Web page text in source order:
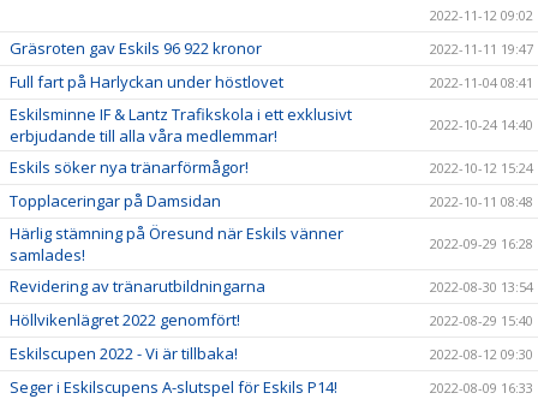
2022-11-12 09:02
Gräsroten gav Eskils 96 922 kronor 2022-11-11 19:47
Full fart på Harlyckan under höstlovet 2022-11-04 08:41
Eskilsminne IF & Lantz Trafikskola i ett exklusivt
erbjudande till alla våra medlemmar!
2022-10-24 14:40
Eskils söker nya tränarförmågor! 2022-10-12 15:24
Topplaceringar på Damsidan 2022-10-11 08:48
Härlig stämning på Öresund när Eskils vänner
samlades!
2022-09-29 16:28
Revidering av tränarutbildningarna 2022-08-30 13:54
Höllvikenlägret 2022 genomfört! 2022-08-29 15:40
Eskilscupen 2022 - Vi är tillbaka! 2022-08-12 09:30
Seger i Eskilscupens A-slutspel för Eskils P14! 2022-08-09 16:33